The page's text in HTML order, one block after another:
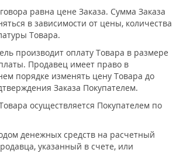
равна цене Заказа. Сумма Заказа
в зависимости от цены, количества
Товара.
производит оплату Товара в размере
Продавец имеет право в
порядке изменять цену Товара до
Заказа Покупателем.
осуществляется Покупателем по
денежных средств на расчетный
указанный в счете, или